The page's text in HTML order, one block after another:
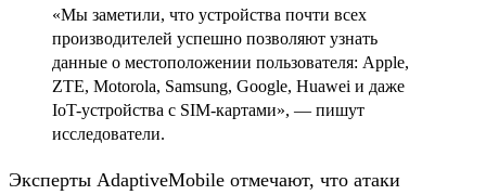
«Мы заметили, что устройства почти всех
производителей успешно позволяют узнать
данные о местоположении пользователя: Apple,
ZTE, Motorola, Samsung, Google, Huawei и даже
IoT-устройства с SIM-картами», — пишут
исследователи.
Эксперты AdaptiveMobile отмечают, что атаки